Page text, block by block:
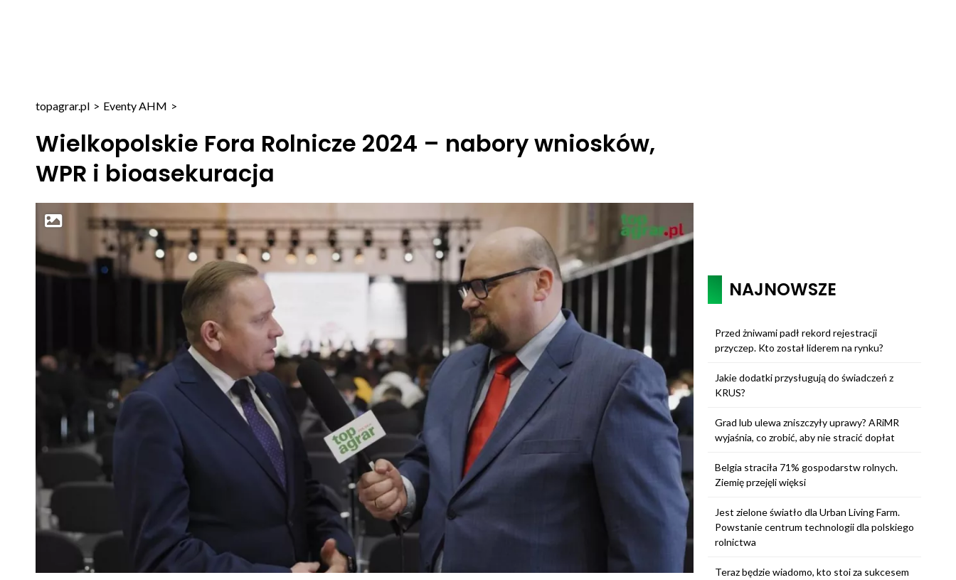
topagrar.pl > Eventy AHM >
Wielkopolskie Fora Rolnicze 2024 – nabory wniosków,
WPR i bioasekuracja
NAJNOWSZE
Przed żniwami padł rekord rejestracji
przyczep. Kto został liderem na rynku?
Jakie dodatki przysługują do świadczeń z
KRUS?
Grad lub ulewa zniszczyły uprawy? ARiMR
wyjaśnia, co zrobić, aby nie stracić dopłat
Belgia straciła 71% gospodarstw rolnych.
Ziemię przejęli więksi
Jest zielone światło dla Urban Living Farm.
Powstanie centrum technologii dla polskiego
rolnictwa
Teraz będzie wiadomo, kto stoi za sukcesem